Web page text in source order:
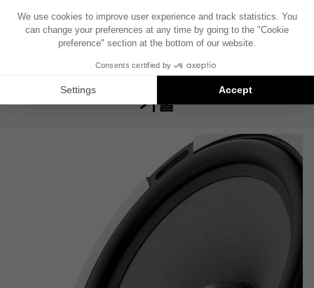
기술 사양서 QUICK START 제품 사양서
사용자 설명서 FOCAL INSIDE 카탈로그
기술